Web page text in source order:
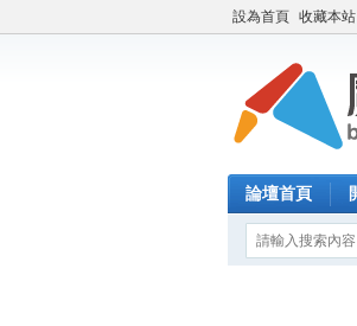
設為首頁 收藏本站
論壇首頁